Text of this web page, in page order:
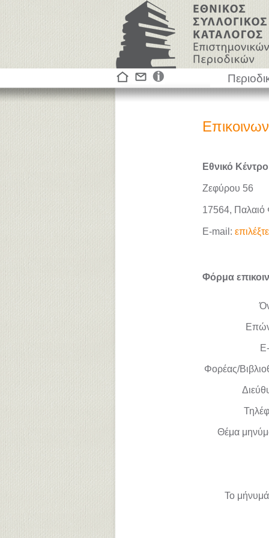
Εθνικό
Ζεφύρου 56
17564, Παλαιό
E-mail:
Φόρμα
Φορέας/
Θέμα
Το